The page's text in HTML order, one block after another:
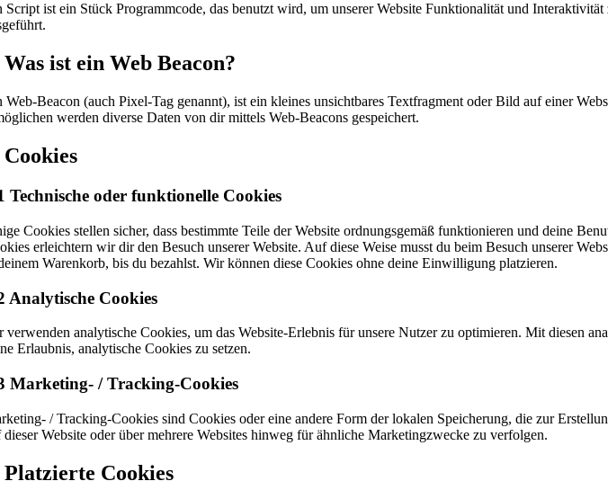
Script ist ein Stück Programmcode, das benutzt wird, um unserer Website Funktionalität und
Was ist ein Web Beacon?
Web-Beacon (auch Pixel-Tag genannt), ist ein kleines unsichtbares Textfragment oder Bild auf einer
werden diverse Daten von dir mittels Web-Beacons gespeichert.
Cookies
Technische oder funktionelle Cookies
Cookies stellen sicher, dass bestimmte Teile der Website ordnungsgemäß funktionieren und deine
erleichtern wir dir den Besuch unserer Website. Auf diese Weise musst du beim Besuch unserer
Warenkorb, bis du bezahlst. Wir können diese Cookies ohne deine Einwilligung platzieren.
Analytische Cookies
verwenden analytische Cookies, um das Website-Erlebnis für unsere Nutzer zu optimieren. Mit diesen
Erlaubnis, analytische Cookies zu setzen.
Marketing- / Tracking-Cookies
/ Tracking-Cookies sind Cookies oder eine andere Form der lokalen Speicherung, die zur
dieser Website oder über mehrere Websites hinweg für ähnliche Marketingzwecke zu verfolgen.
Platzierte Cookies